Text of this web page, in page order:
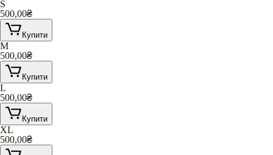
S
500,00₴
Купити
M
500,00₴
Купити
L
500,00₴
Купити
XL
500,00₴